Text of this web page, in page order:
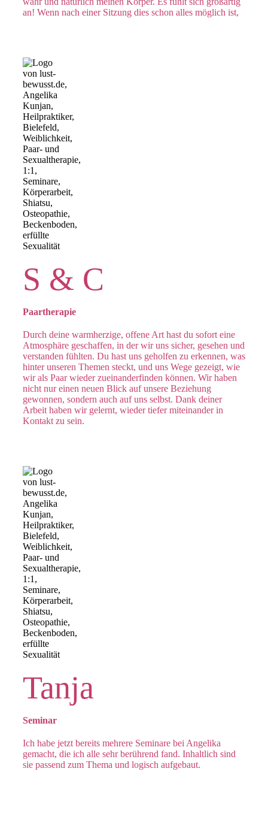
an! Wenn nach einer Sitzung dies schon alles möglich ist,
S & C
Paartherapie
Durch deine warmherzige, offene Art hast du sofort eine
Atmosphäre geschaffen, in der wir uns sicher, gesehen und
verstanden fühlten. Du hast uns geholfen zu erkennen, was
hinter unseren Themen steckt, und uns Wege gezeigt, wie
wir als Paar wieder zueinanderfinden können. Wir haben
nicht nur einen neuen Blick auf unsere Beziehung
gewonnen, sondern auch auf uns selbst. Dank deiner
Arbeit haben wir gelernt, wieder tiefer miteinander in
Kontakt zu sein.
Tanja
Seminar
Ich habe jetzt bereits mehrere Seminare bei Angelika
gemacht, die ich alle sehr berührend fand. Inhaltlich sind
sie passend zum Thema und logisch aufgebaut.